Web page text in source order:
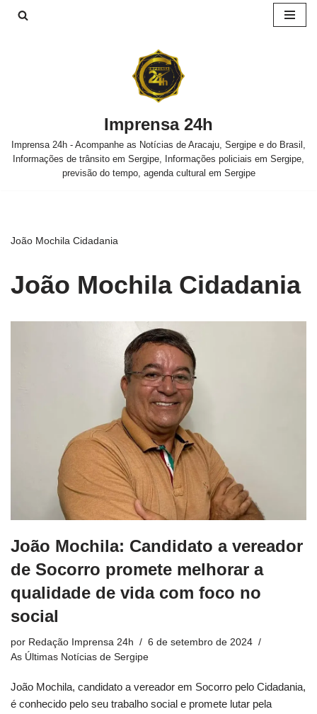
Imprensa 24h
Imprensa 24h - Acompanhe as Notícias de Aracaju, Sergipe e do Brasil,
Informações de trânsito em Sergipe, Informações policiais em Sergipe,
previsão do tempo, agenda cultural em Sergipe
João Mochila Cidadania
João Mochila Cidadania
João Mochila: Candidato a vereador
de Socorro promete melhorar a
qualidade de vida com foco no
social
por Redação Imprensa 24h
6 de setembro de 2024
As Últimas Notícias de Sergipe
João Mochila, candidato a vereador em Socorro pelo Cidadania,
é conhecido pelo seu trabalho social e promete lutar pela